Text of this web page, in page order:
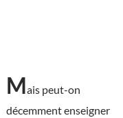
Mais peut-on
décemment enseigner